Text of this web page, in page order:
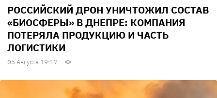
РОССИЙСКИЙ ДРОН УНИЧТОЖИЛ СОСТАВ
«БИОСФЕРЫ» В ДНЕПРЕ: КОМПАНИЯ
ПОТЕРЯЛА ПРОДУКЦИЮ И ЧАСТЬ
ЛОГИСТИКИ
05 Августа 19:17